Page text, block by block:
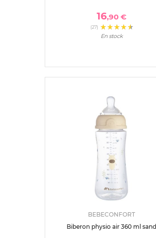
16,90 €
(27)
En stock
BEBECONFORT
Biberon physio air 360 ml sand